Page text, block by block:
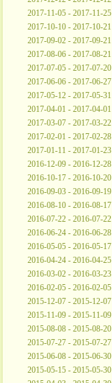
2017-11-05 - 2017-11-25
2017-10-10 - 2017-10-21
2017-09-02 - 2017-09-21
2017-08-06 - 2017-08-21
2017-07-05 - 2017-07-20
2017-06-06 - 2017-06-27
2017-05-12 - 2017-05-31
2017-04-01 - 2017-04-01
2017-03-07 - 2017-03-22
2017-02-01 - 2017-02-28
2017-01-11 - 2017-01-23
2016-12-09 - 2016-12-28
2016-10-17 - 2016-10-20
2016-09-03 - 2016-09-19
2016-08-10 - 2016-08-17
2016-07-22 - 2016-07-22
2016-06-24 - 2016-06-28
2016-05-05 - 2016-05-17
2016-04-24 - 2016-04-25
2016-03-02 - 2016-03-23
2016-02-05 - 2016-02-05
2015-12-07 - 2015-12-07
2015-11-09 - 2015-11-09
2015-08-08 - 2015-08-20
2015-07-27 - 2015-07-27
2015-06-08 - 2015-06-30
2015-05-15 - 2015-05-30